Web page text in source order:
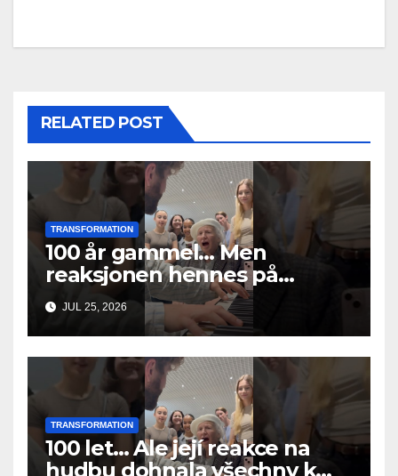
RELATED POST
TRANSFORMATION
100 år gammel… Men
reaksjonen hennes på
musikken fikk alle til å gråte
JUL 25, 2026
TRANSFORMATION
100 let… Ale její reakce na
hudbu dohnala všechny k